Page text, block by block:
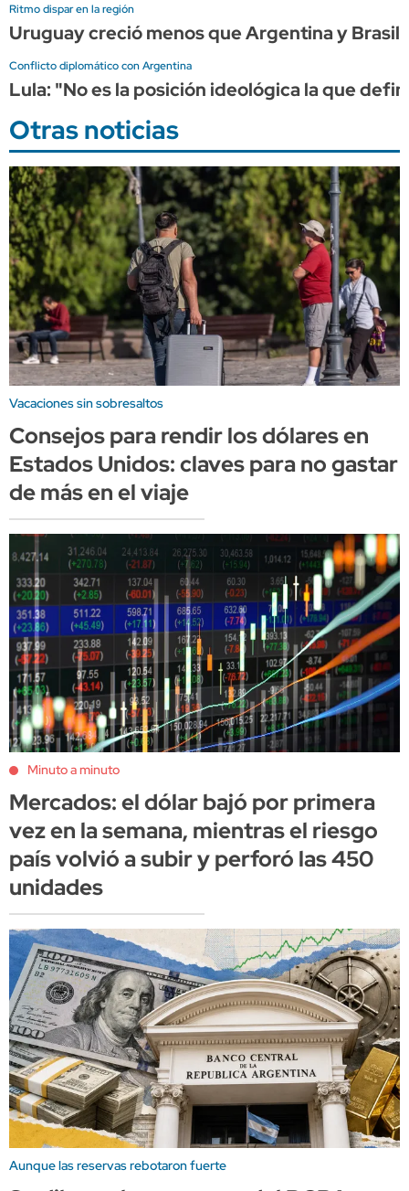
Ritmo dispar en la región
Uruguay creció menos que Argentina y Brasil
Conflicto diplomático con Argentina
Lula: "No es la posición ideológica la que
Otras noticias
Vacaciones sin sobresaltos
Consejos para rendir los dólares en
Estados Unidos: claves para no gastar
de más en el viaje
Minuto a minuto
Mercados: el dólar bajó por primera
vez en la semana, mientras el riesgo
país volvió a subir y perforó las 450
unidades
Aunque las reservas rebotaron fuerte